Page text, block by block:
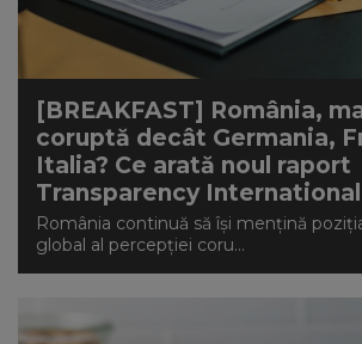
[BREAKFAST] România,
coruptă decât Germania,
Italia? Ce arată noul raport
Transparency International
România continuă să își mențină
global al percepției coru...